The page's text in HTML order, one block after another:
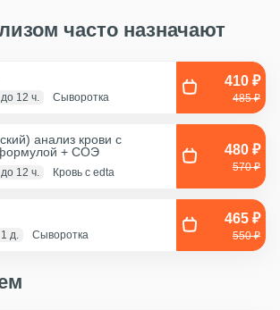
часто назначают
до 12 ч. Сыворотка
410 ₽
485 ₽
анализ крови с
+ COЭ
до 12 ч. Кровь с edta
480 ₽
570 ₽
1 д. Сыворотка
465 ₽
550 ₽